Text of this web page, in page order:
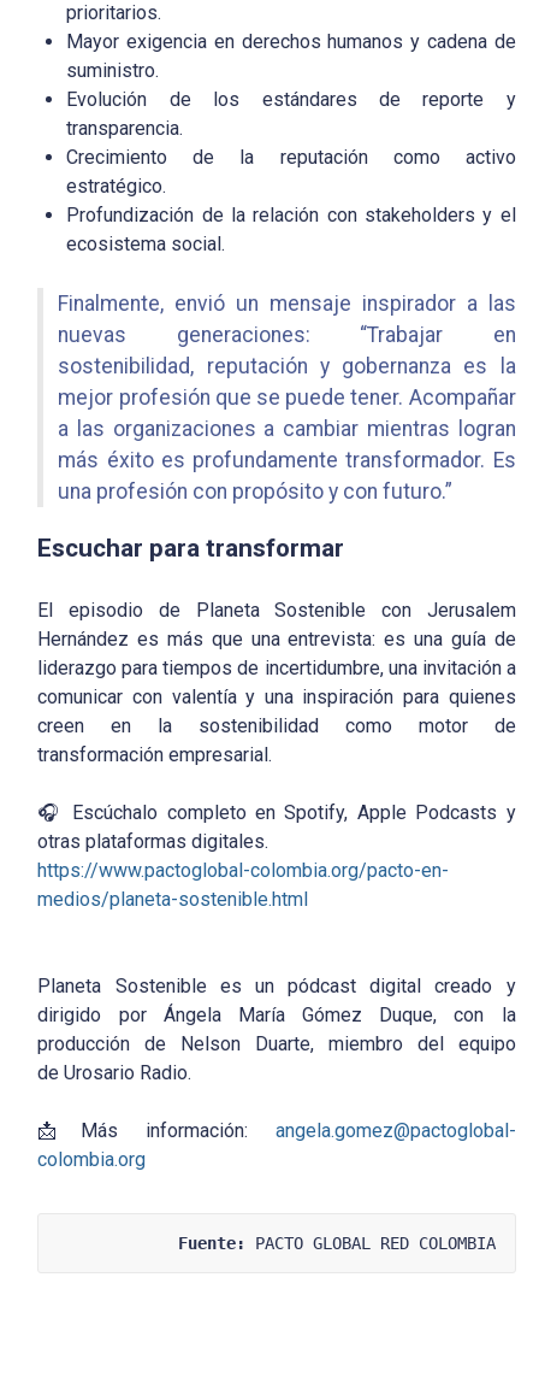
prioritarios.
Mayor exigencia en derechos humanos y cadena de
suministro.
Evolución de los estándares dereporte y
transparencia.
Crecimiento de la reputación como activo
estratégico.
Profundización de la relación con stakeholders y el
ecosistema social.
Finalmente, envió un mensaje inspirador a las
nuevas generaciones: “Trabajar en
sostenibilidad, reputación y gobernanza es la
mejor profesión que se puede tener. Acompañar
a las organizaciones a cambiar mientras logran
más éxito es profundamente transformador. Es
una profesión con propósito y con futuro.”
Escuchar para transformar
El episodio de Planeta Sostenible con Jerusalem
Hernández es más que una entrevista: es una guía de
liderazgo para tiempos de incertidumbre, una invitación a
comunicar con valentía y una inspiración para quienes
creen en la sostenibilidad como motor de
transformación empresarial.
🎧
Escúchalo completo en Spotify, Apple Podcasts y
otras plataformas digitales.
https://www.pactoglobal-colombia.org/pacto-en-
medios/planeta-sostenible.html
Planeta Sostenible es un pódcast digital creado y
dirigido por Ángela María Gómez Duque, con la
producción de Nelson Duarte, miembro del equipo
deUrosario Radio.
📩 Más información:
angela.gomez@pactoglobal-
colombia.org
Fuente: PACTO GLOBAL RED COLOMBIA